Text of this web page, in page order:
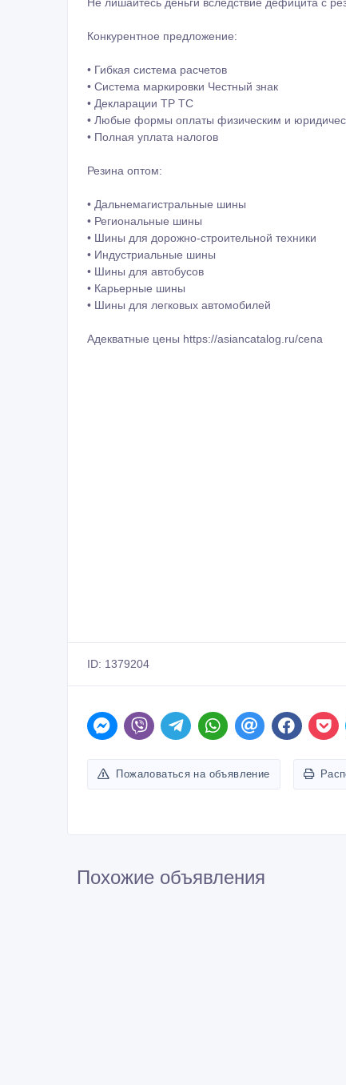
Конкурентное предложение:
• Гибкая система расчетов
• Система маркировки Честный знак
• Декларации ТР ТС
• Любые формы оплаты физическим и
• Полная уплата налогов
Резина оптом:
• Дальнемагистральные шины
• Региональные шины
• Шины для дорожно-строительной техники
• Индустриальные шины
• Шины для автобусов
• Карьерные шины
• Шины для легковых автомобилей
Адекватные цены https://asiancatalog.ru/cena
ID: 1379204
Пожаловаться на объявление
Похожие объявления